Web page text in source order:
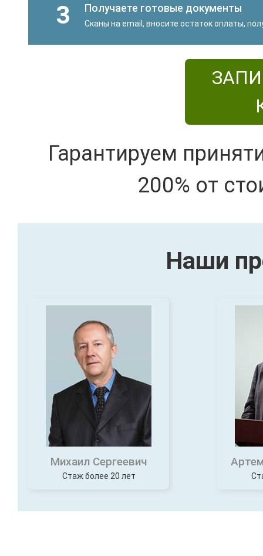
3 Получаете готовые документы
Сканы на email, вносите остаток оплаты,
Гарантируем
200% от
Наши
Михаил Сергеевич
Стаж более 20 лет